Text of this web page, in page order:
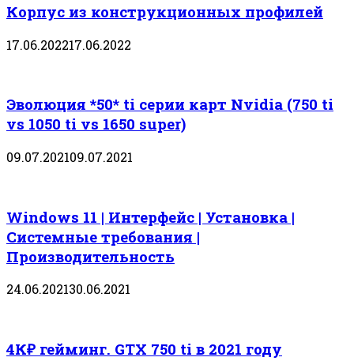
Корпус из конструкционных профилей
17.06.202217.06.2022
Эволюция *50* ti серии карт Nvidia (750 ti
vs 1050 ti vs 1650 super)
09.07.202109.07.2021
Windows 11 | Интерфейс | Установка |
Системные требования |
Производительность
24.06.202130.06.2021
4К₽ гейминг. GTX 750 ti в 2021 году